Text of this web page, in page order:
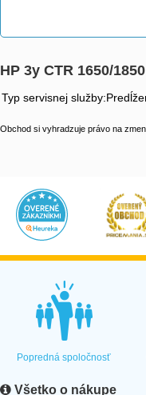
HP 3y CTR 1650/
Typ servisnej
Obchod si vyhradzuje právo na
Popredná spoločnosť
Všetko o nákupe